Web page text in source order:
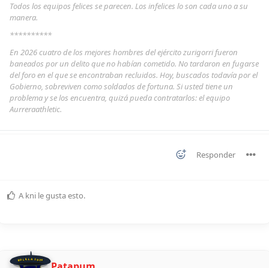
Todos los equipos felices se parecen. Los infelices lo son cada uno a su
manera.
**********
En 2026 cuatro de los mejores hombres del ejército zurigorri fueron
baneados por un delito que no habían cometido. No tardaron en fugarse
del foro en el que se encontraban recluidos. Hoy, buscados todavía por el
Gobierno, sobreviven como soldados de fortuna. Si usted tiene un
problema y se los encuentra, quizá pueda contratarlos: el equipo
Aurreraathletic.
Responder
A kni le gusta esto.
BOLILLA 2026